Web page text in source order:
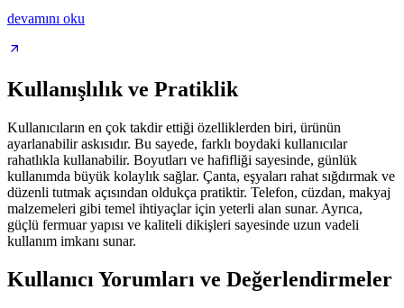
devamını oku
Kullanışlılık ve Pratiklik
Kullanıcıların en çok takdir ettiği özelliklerden biri, ürünün
ayarlanabilir askısıdır. Bu sayede, farklı boydaki kullanıcılar
rahatlıkla kullanabilir. Boyutları ve hafifliği sayesinde, günlük
kullanımda büyük kolaylık sağlar. Çanta, eşyaları rahat sığdırmak ve
düzenli tutmak açısından oldukça pratiktir. Telefon, cüzdan, makyaj
malzemeleri gibi temel ihtiyaçlar için yeterli alan sunar. Ayrıca,
güçlü fermuar yapısı ve kaliteli dikişleri sayesinde uzun vadeli
kullanım imkanı sunar.
Kullanıcı Yorumları ve Değerlendirmeler